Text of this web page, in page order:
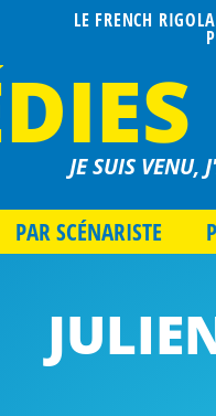
LE FRENCH
JE SUIS VENU,
PAR SCÉNARISTE